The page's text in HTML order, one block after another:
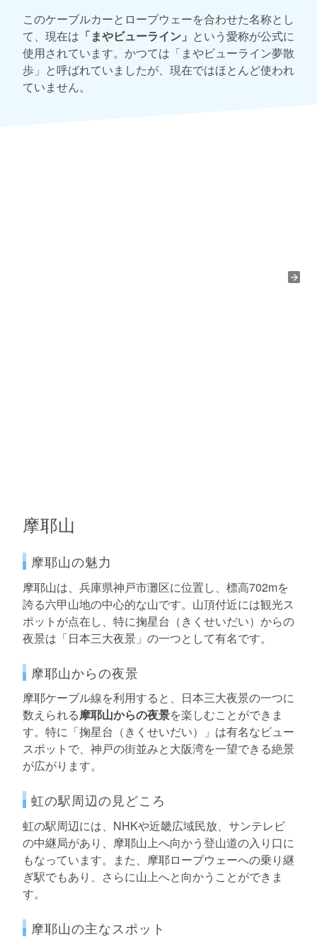
このケーブルカーとロープウェーを合わせた名称とし
て、現在は 「まやビューライン」 という愛称が公式に
使用されています。かつては「まやビューライン夢散
歩」と呼ばれていましたが、現在ではほとんど使われ
ていません。
摩耶山
摩耶山の魅力
摩耶山は、兵庫県神戸市灘区に位置し、標高702mを
誇る六甲山地の中心的な山です。山頂付近には観光ス
ポットが点在し、特に掬星台（きくせいだい）からの
夜景は「日本三大夜景」の一つとして有名です。
摩耶山からの夜景
摩耶ケーブル線を利用すると、日本三大夜景の一つに
数えられる摩耶山からの夜景を楽しむことができま
す。特に「掬星台（きくせいだい）」は有名なビュー
スポットで、神戸の街並みと大阪湾を一望できる絶景
が広がります。
虹の駅周辺の見どころ
虹の駅周辺には、NHKや近畿広域民放、サンテレビ
の中継局があり、摩耶山上へ向かう登山道の入り口に
もなっています。また、摩耶ロープウェーへの乗り継
ぎ駅でもあり、さらに山上へと向かうことができま
す。
摩耶山の主なスポット